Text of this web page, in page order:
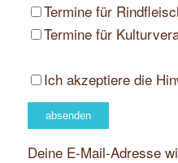
Termine für
Termine für
Ich akzeptiere die
Deine E-Mail-Adresse